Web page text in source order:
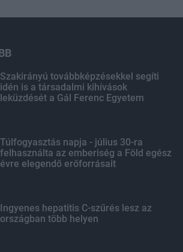
Szakirányú továbbképzésekkel segíti
idén is a társadalmi kihívások
leküzdését a Gál Ferenc Egyetem
Túlfogyasztás napja - július 30-ra
felhasználta az emberiség a Föld egész
évre elegendő erőforrásait
Ingyenes hepatitis C-szűrés lesz az
országban több helyen